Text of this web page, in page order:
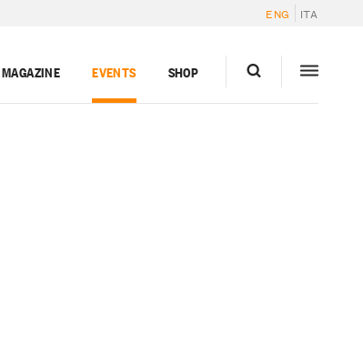
ENG ITA
MAGAZINE EVENTS SHOP